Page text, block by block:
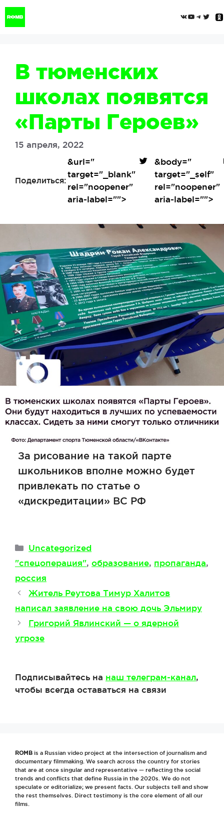
Перейти
В тюменских
школах появятся
«‎Парты Героев»
15 апреля, 2022
Поделиться:
&url="
target="_blank"
rel="noopener"
aria-label="">
&body="
target="_self"
rel="noopener"
aria-label="">
За рисование на такой парте
школьников вполне можно будет
привлекать по статье о
«дискредитации» ВС РФ
Рубрики
Uncategorized
Метки
"спецоперация", образование, пропаганда,
россия
Житель Реутова Тимур Халитов
написал заявление на свою дочь Эльмиру
Григорий Явлинский — о ядерной
угрозе
Подписывайтесь на наш телеграм-канал,
чтобы всегда оставаться на связи
ROMB is a Russian video project at the intersection of journalism and
documentary filmmaking. We search across the country for stories
that are at once singular and representative — reflecting the social
trends and conflicts that define Russia in the 2020s. We do not
speculate or editorialize; we present facts. Our subjects tell and show
the rest themselves. Direct testimony is the core element of all our
films.